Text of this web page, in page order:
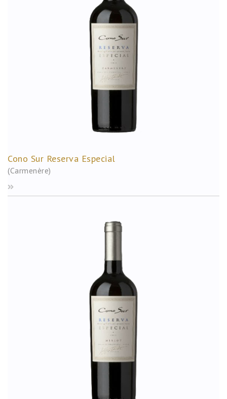
Cono Sur Reserva Especial
(Carmenère)